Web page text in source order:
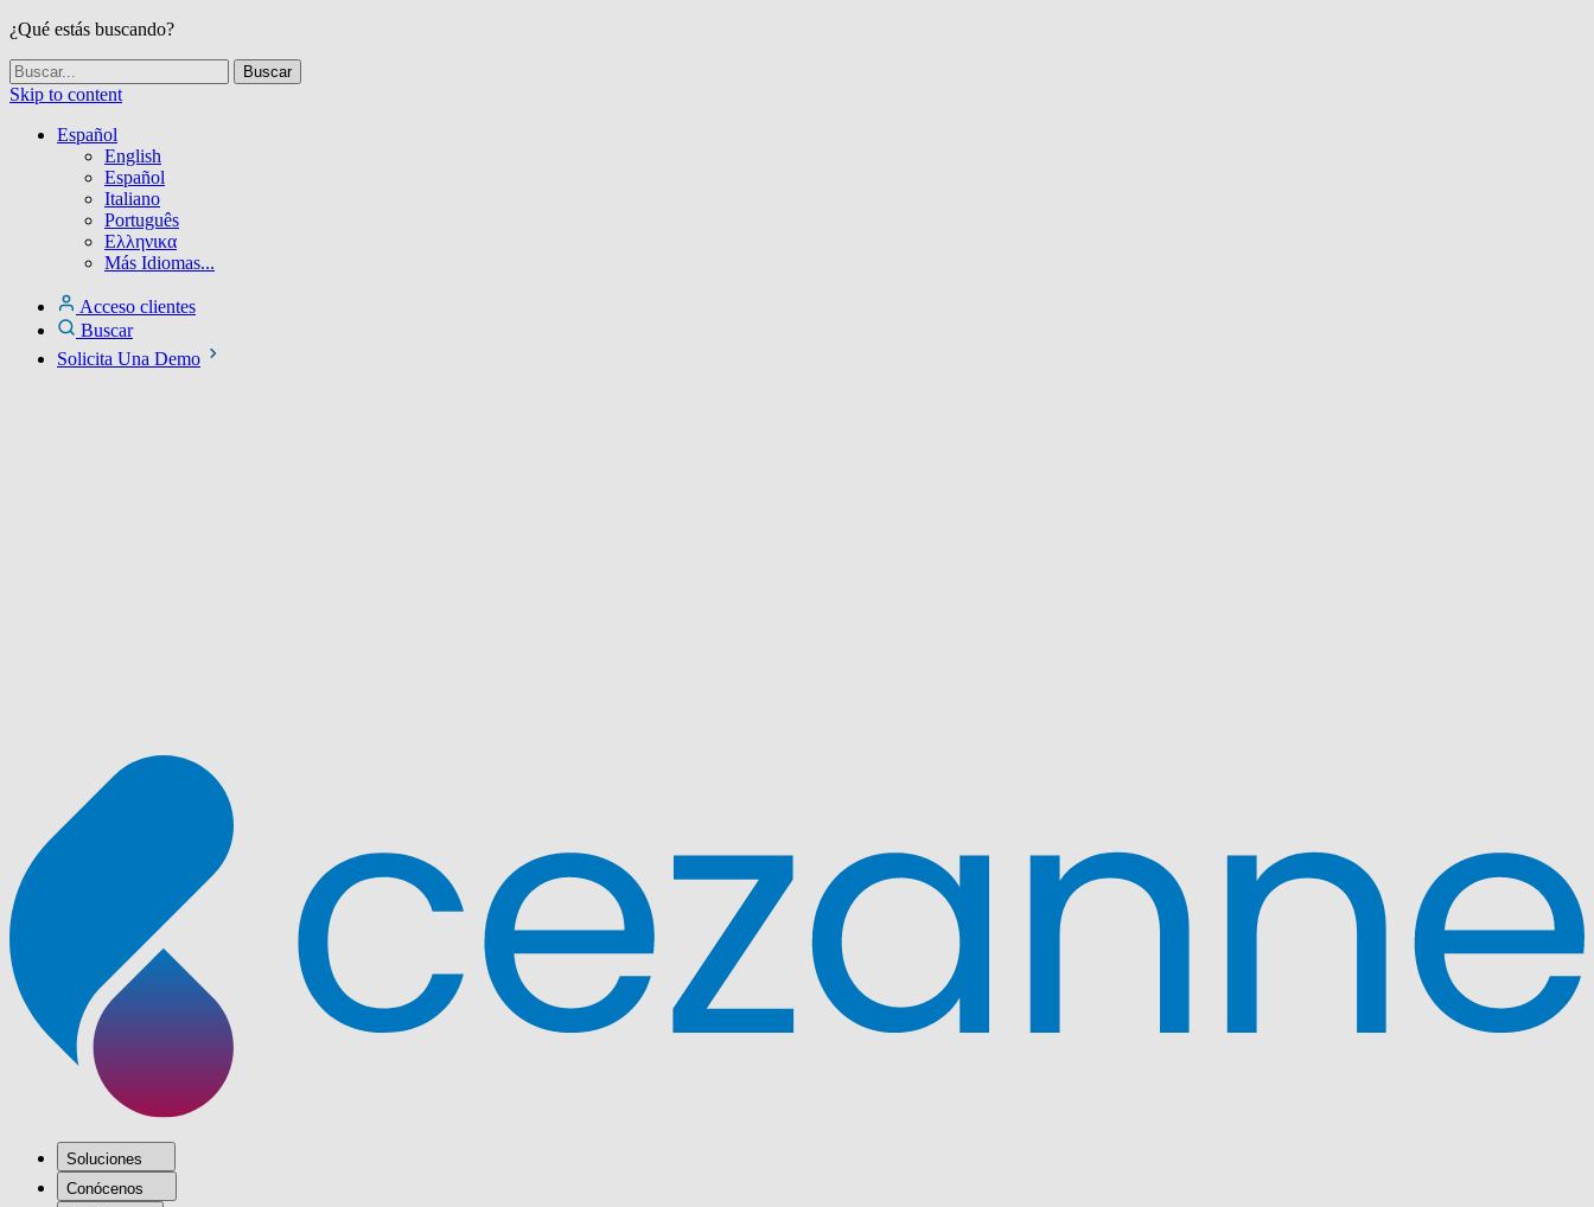
¿Qué estás buscando?
Skip to content
Español
English
Español
Italiano
Português
Ελληνικα
Más Idiomas...
Acceso clientes
Buscar
Solicita Una Demo
Soluciones
Conócenos